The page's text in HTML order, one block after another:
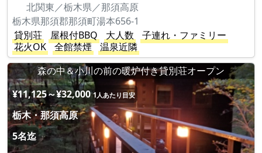
北関東／栃木県／那須高原
栃木県那須郡那須町湯本656-1
貸別荘
屋根付BBQ 大人数
子連れ・ファミリー
花火OK
全館禁煙
温泉近隣
森の中＆小川の前の暖炉付き貸別荘オープン
¥11,125～¥32,000 1人あたり目安
栃木・那須高原
5名迄